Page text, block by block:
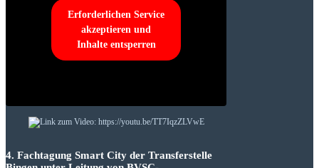
Erforderlichen Service
akzeptieren und
Inhalte entsperren
4. Fachtagung Smart City der Transferstelle